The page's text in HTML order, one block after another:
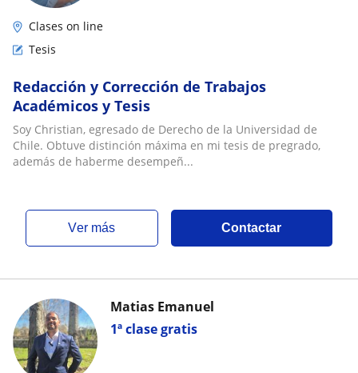
Clases on line
Tesis
Redacción y Corrección de Trabajos
Académicos y Tesis
Soy Christian, egresado de Derecho de la Universidad de
Chile. Obtuve distinción máxima en mi tesis de pregrado,
además de haberme desempeñ...
ver más Contactar
1ª clase gratis
Matias Emanuel